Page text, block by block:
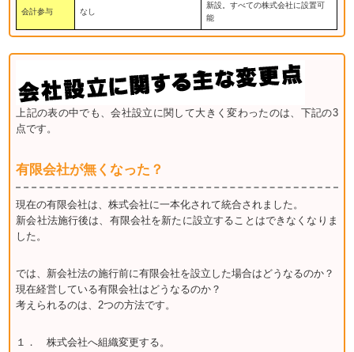
会計参与 なし
新設。すべての株式会社に設置可
能
上記の表の中でも、会社設立に関して大きく変わったのは、下記の3
点です。
有限会社が無くなった？
現在の有限会社は、株式会社に一本化されて統合されました。
新会社法施行後は、有限会社を新たに設立することはできなくなりま
した。
では、新会社法の施行前に有限会社を設立した場合はどうなるのか？
現在経営している有限会社はどうなるのか？
考えられるのは、2つの方法です。
１． 株式会社へ組織変更する。